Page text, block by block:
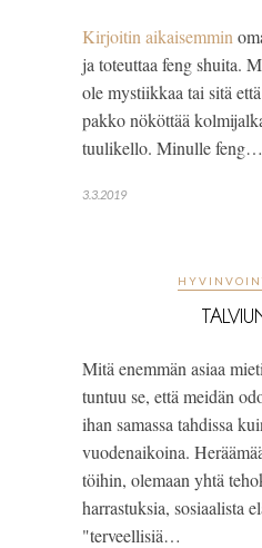
Kirjoitin aikaisemmin
ja toteuttaa feng shuita.
ole mystiikkaa tai sitä
pakko nököttää
tuulikello. Minulle feng…
3.3.2019
Mitä enemmän asiaa
tuntuu se, että meidän
ihan samassa tahdissa
vuodenaikoina.
töihin, olemaan yhtä
harrastuksia, sosiaalista
"terveellisiä…